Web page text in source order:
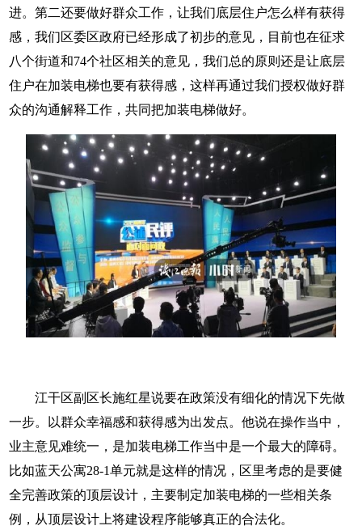
进。第二还要做好群众工作，让我们底层住户怎么样有获得
感，我们区委区政府已经形成了初步的意见，目前也在征求
八个街道和74个社区相关的意见，我们总的原则还是让底层
住户在加装电梯也要有获得感，这样再通过我们授权做好群
众的沟通解释工作，共同把加装电梯做好。
江干区副区长施红星说要在政策没有细化的情况下先做
一步。以群众幸福感和获得感为出发点。他说在操作当中，
业主意见难统一，是加装电梯工作当中是一个最大的障碍。
比如蓝天公寓28-1单元就是这样的情况，区里考虑的是要健
全完善政策的顶层设计，主要制定加装电梯的一些相关条
例，从顶层设计上将建设程序能够真正的合法化。